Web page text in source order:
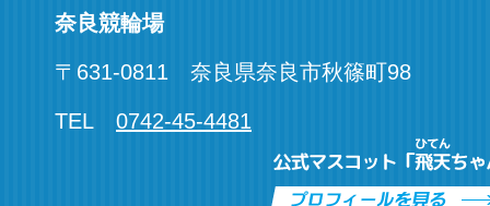
奈良競輪場
〒 631-0811 奈良県奈良市秋篠町98
TEL 0742-45-4481